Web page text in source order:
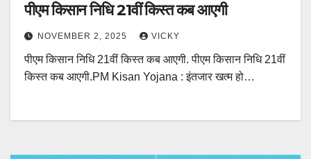
पीएम किसान निधि 21वीं किस्त कब आएगी
NOVEMBER 2, 2025 VICKY
पीएम किसान निधि 21वीं किस्त कब आएगी. पीएम किसान निधि 21वीं
किस्त कब आएगी.PM Kisan Yojana : इंतजार खत्म हो…